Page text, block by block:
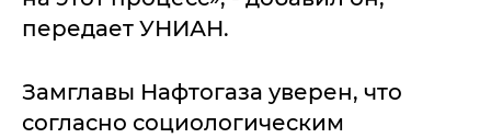
передает УНИАН.
Замглавы Нафтогаза уверен, что
согласно социологическим